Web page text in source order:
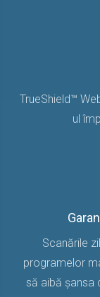
TrueShield™
ul
Scanările
programelor
să aibă șansa